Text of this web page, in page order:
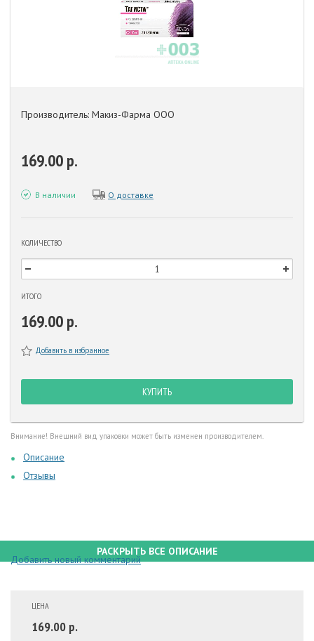
Производитель: Макиз-Фарма ООО
169.00 р.
В наличии О доставке
КОЛИЧЕСТВО
ИТОГО
169.00 р.
Добавить в избранное
КУПИТЬ
Внимание! Внешний вид упаковки может быть изменен производителем.
Описание
Отзывы
РАСКРЫТЬ ВСЕ ОПИСАНИЕ
Добавить новый комментарий
ЦЕНА
169.00 р.